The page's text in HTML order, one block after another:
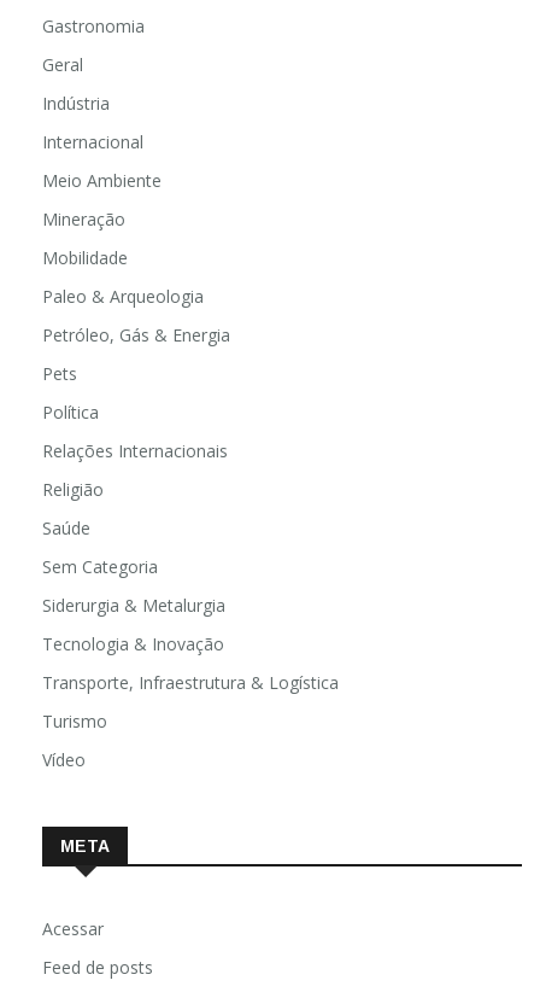
Gastronomia
Geral
Indústria
Internacional
Meio Ambiente
Mineração
Mobilidade
Paleo & Arqueologia
Petróleo, Gás & Energia
Pets
Política
Relações Internacionais
Religião
Saúde
Sem Categoria
Siderurgia & Metalurgia
Tecnologia & Inovação
Transporte, Infraestrutura & Logística
Turismo
Vídeo
META
Acessar
Feed de posts